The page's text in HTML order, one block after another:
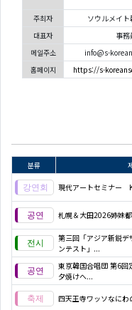
주최자
ソウルメイ
대표자
事務
메일주소
info@s-
홈페이지
https://s-
분류
現代アートセミナー
札幌＆大田2026姉妹
第三回「アジア新鋭
ンテスト」...
東京韓国合唱団 第6回
夕焼けへ...
四天王寺ワッソなに